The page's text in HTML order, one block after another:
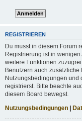
REGISTRIEREN
Du musst in diesem Forum
Registrierung ist in
weitere Funktionen
Benutzern auch
Nutzungsbedingungen und
registrierst. Bitte beachte
diesem Board bewegst.
Nutzungsbedingungen |